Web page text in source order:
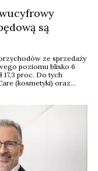
są
ze sprzedaży
poziomu blisko 6
proc. Do tych
(kosmetyki) oraz